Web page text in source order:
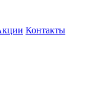
Контакты